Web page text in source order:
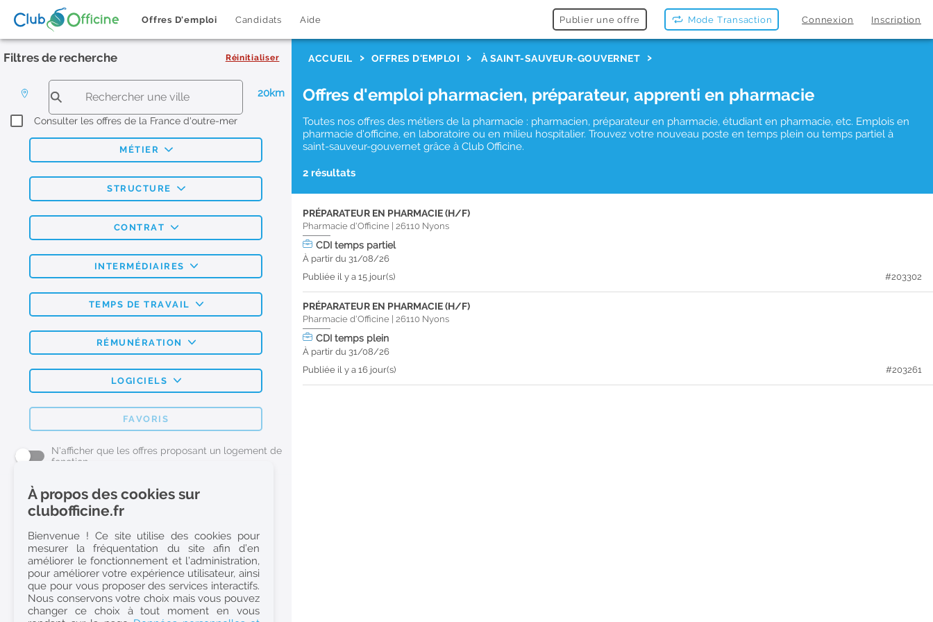
Offres D'emploi Candidats Aide Publier une offre Mode Transaction Connexion Inscription
Filtres de recherche Réinitialiser
20km
Consulter les offres de la France d'outre-mer
MÉTIER
STRUCTURE
CONTRAT
INTERMÉDIAIRES
TEMPS DE TRAVAIL
RÉMUNÉRATION
LOGICIELS
FAVORIS
N'afficher que les offres proposant un logement de
fonction
L'emploi Pharmacie par métier
Pharmacien (H/F)
Préparateur en Pharmacie (H/F)
Etudiant en Pharmacie (H/F)
Etudiant en Pharmacie 6e année validée (H/F)
Conseiller Dermo Cosmetique - Esthéticienne (H/F)
ACCUEIL OFFRES D'EMPLOI À SAINT-SAUVEUR-GOUVERNET
Offres d'emploi pharmacien, préparateur, apprenti en pharmacie
Toutes nos offres des métiers de la pharmacie : pharmacien, préparateur en pharmacie, étudiant en pharmacie, etc. Emplois en
pharmacie d'officine, en laboratoire ou en milieu hospitalier. Trouvez votre nouveau poste en temps plein ou temps partiel à
saint-sauveur-gouvernet grâce à Club Officine.
2 résultats
PRÉPARATEUR EN PHARMACIE (H/F)
Pharmacie d'Officine |26110 Nyons
CDItemps partiel
À partir du 31/08/26
Publiée il y a 15 jour(s)
#203302
PRÉPARATEUR EN PHARMACIE (H/F)
Pharmacie d'Officine |26110 Nyons
CDItemps plein
À partir du 31/08/26
Publiée il y a 16 jour(s)
#203261
À propos des cookies sur
clubofficine.fr
Bienvenue ! Ce site utilise des cookies pour
mesurer la fréquentation du site afin d’en
améliorer le fonctionnement et l’administration,
pour améliorer votre expérience utilisateur, ainsi
que pour vous proposer des services interactifs.
Nous conservons votre choix mais vous pouvez
changer ce choix à tout moment en vous